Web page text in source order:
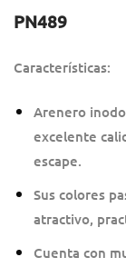
PN489
Características:
Arenero
excelente
escape.
Sus colores
atractivo,
Cuenta con